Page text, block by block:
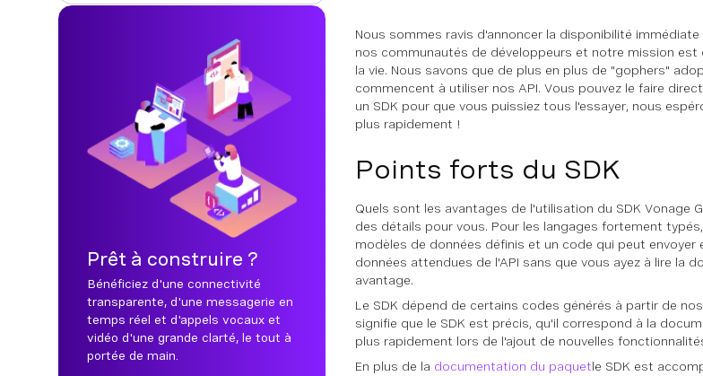
Prêt à construire ?
Bénéficiez d'une connectivité
transparente, d'une messagerie en
temps réel et d'appels vocaux et
vidéo d'une grande clarté, le tout à
portée de main.
Nous sommes ravis d'annoncer la disponibilité immédiate
nos communautés de développeurs et notre mission
la vie. Nous savons que de plus en plus de "gophers"
commencent à utiliser nos API. Vous pouvez le faire
un SDK pour que vous puissiez tous l'essayer, nous
plus rapidement !
Points forts du SDK
Quels sont les avantages de l'utilisation du SDK Vonage
des détails pour vous. Pour les langages fortement
modèles de données définis et un code qui peut
données attendues de l'API sans que vous ayez à lire la
avantage.
Le SDK dépend de certains codes générés à partir de
signifie que le SDK est précis, qu'il correspond à la
plus rapidement lors de l'ajout de nouvelles
En plus de la documentation du paquetle SDK est